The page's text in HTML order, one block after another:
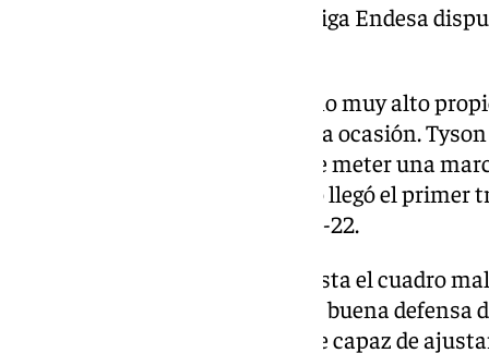
Pabellón: Jornada 3ª de la Liga Endesa
El partido comenzó con un ritmo muy alto
transatlánticos como era el de la ocasión.
pero los culés fueron capaces de meter una
desde los primeros minutos. No llegó el
primer cuarto, que acabó con 18-22.
Tenía que trabajar mucho en pista el cuadro
debido momento. Gracias a una buena
ataque, el equipo malagueño fue capaz de